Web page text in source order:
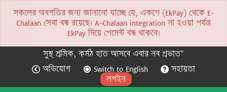
NOTICE
সকলের অবগতির জন্য জানানো যাচ্ছে যে, একপে (EkPay) থেকে E-
Chalaan সেবা বন্ধ রয়েছে। A-Chalaan integration না হওয়া পর্যন্ত
EkPay দিয়ে পেমেন্ট বন্ধ থাকবে।
সুস্থ শ্রমিক, কর্মঠ হাত আসবে এবার নব প্রভাত”
অভিযোগ
Switch to English
সহায়তা
লগইন